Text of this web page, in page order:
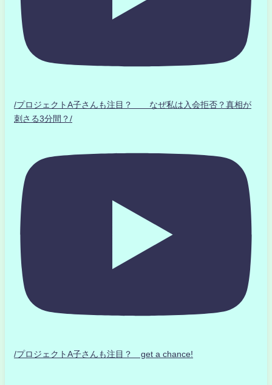
/プロジェクトA子さんも注目？ なぜ私は入会拒否？真相が
刺さる3分間？/
/プロジェクトA子さんも注目？ get a chance!